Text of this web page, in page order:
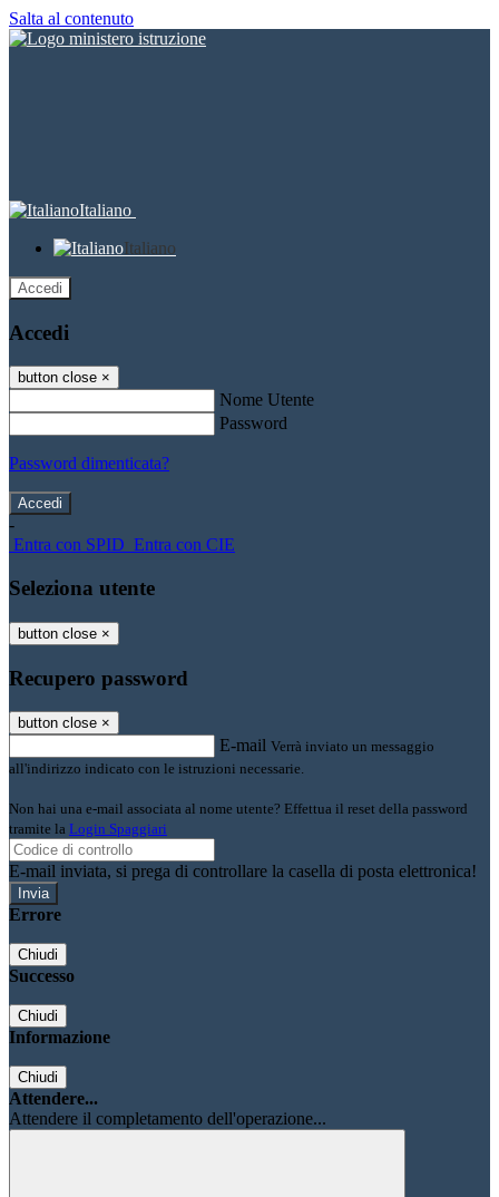
Salta al contenuto
Italiano
Italiano
Accedi
Accedi
button close ×
Nome Utente
Password
Password dimenticata?
-
Entra con SPID Entra con CIE
Seleziona utente
button close ×
Recupero password
button close ×
E-mail Verrà inviato un messaggio
all'indirizzo indicato con le istruzioni necessarie.
Non hai una e-mail associata al nome utente? Effettua il reset della password
tramite la Login Spaggiari
E-mail inviata, si prega di controllare la casella di posta elettronica!
Errore
Chiudi
Successo
Chiudi
Informazione
Chiudi
Attendere...
Attendere il completamento dell'operazione...